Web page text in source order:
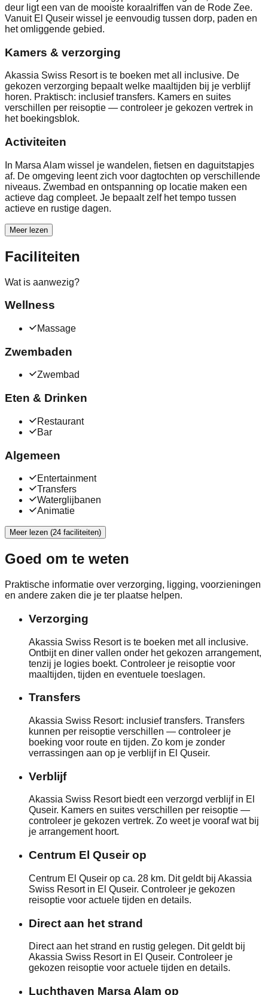
deur ligt een van de mooiste koraalriffen van de Rode Zee.
Vanuit El Quseir wissel je eenvoudig tussen dorp, paden en
het omliggende gebied.
Kamers & verzorging
Akassia Swiss Resort is te boeken met all inclusive. De
gekozen verzorging bepaalt welke maaltijden bij je verblijf
horen. Praktisch: inclusief transfers. Kamers en suites
verschillen per reisoptie — controleer je gekozen vertrek in
het boekingsblok.
Activiteiten
In Marsa Alam wissel je wandelen, fietsen en daguitstapjes
af. De omgeving leent zich voor dagtochten op verschillende
niveaus. Zwembad en ontspanning op locatie maken een
actieve dag compleet. Je bepaalt zelf het tempo tussen
actieve en rustige dagen.
Meer lezen
Faciliteiten
Wat is aanwezig?
Wellness
Massage
Zwembaden
Zwembad
Eten & Drinken
Restaurant
Bar
Algemeen
Entertainment
Transfers
Waterglijbanen
Animatie
Meer lezen (24 faciliteiten)
Goed om te weten
Praktische informatie over verzorging, ligging, voorzieningen
en andere zaken die je ter plaatse helpen.
Verzorging
Akassia Swiss Resort is te boeken met all inclusive.
Ontbijt en diner vallen onder het gekozen arrangement,
tenzij je logies boekt. Controleer je reisoptie voor
maaltijden, tijden en eventuele toeslagen.
Transfers
Akassia Swiss Resort: inclusief transfers. Transfers
kunnen per reisoptie verschillen — controleer je
boeking voor route en tijden. Zo kom je zonder
verrassingen aan op je verblijf in El Quseir.
Verblijf
Akassia Swiss Resort biedt een verzorgd verblijf in El
Quseir. Kamers en suites verschillen per reisoptie —
controleer je gekozen vertrek. Zo weet je vooraf wat bij
je arrangement hoort.
Centrum El Quseir op
Centrum El Quseir op ca. 28 km. Dit geldt bij Akassia
Swiss Resort in El Quseir. Controleer je gekozen
reisoptie voor actuele tijden en details.
Direct aan het strand
Direct aan het strand en rustig gelegen. Dit geldt bij
Akassia Swiss Resort in El Quseir. Controleer je
gekozen reisoptie voor actuele tijden en details.
Luchthaven Marsa Alam op